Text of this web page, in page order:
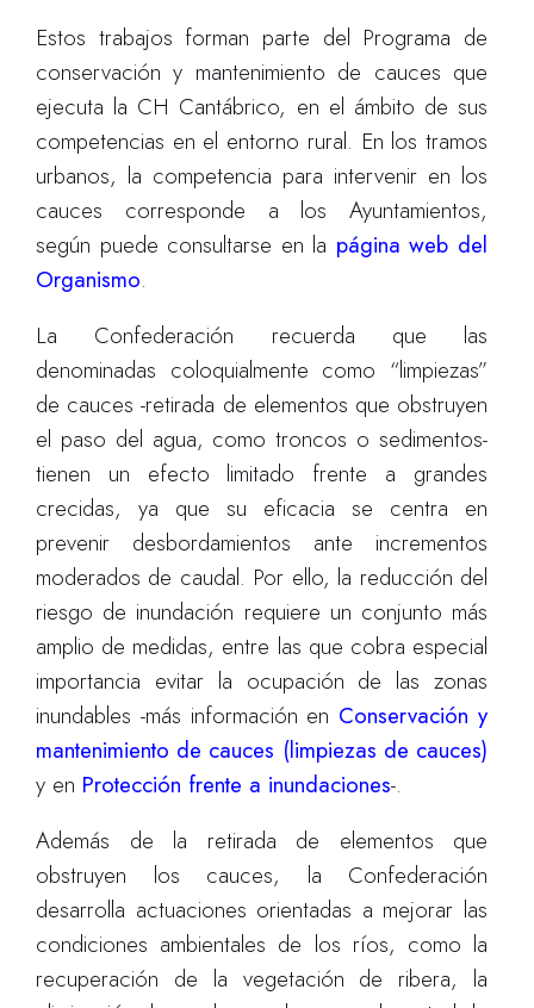
Estos trabajos forman parte del Programa de
conservación y mantenimiento de cauces que
ejecuta la CH Cantábrico, en el ámbito de sus
competencias en el entorno rural. En los tramos
urbanos, la competencia para intervenir en los
cauces corresponde a los Ayuntamientos,
según puede consultarse en la página web del
Organismo.
La Confederación recuerda que las
denominadas coloquialmente como “limpiezas”
de cauces -retirada de elementos que obstruyen
el paso del agua, como troncos o sedimentos-
tienen un efecto limitado frente a grandes
crecidas, ya que su eficacia se centra en
prevenir desbordamientos ante incrementos
moderados de caudal. Por ello, la reducción del
riesgo de inundación requiere un conjunto más
amplio de medidas, entre las que cobra especial
importancia evitar la ocupación de las zonas
inundables -más información en Conservación y
mantenimiento de cauces (limpiezas de cauces)
y en Protección frente a inundaciones-.
Además de la retirada de elementos que
obstruyen los cauces, la Confederación
desarrolla actuaciones orientadas a mejorar las
condiciones ambientales de los ríos, como la
recuperación de la vegetación de ribera, la